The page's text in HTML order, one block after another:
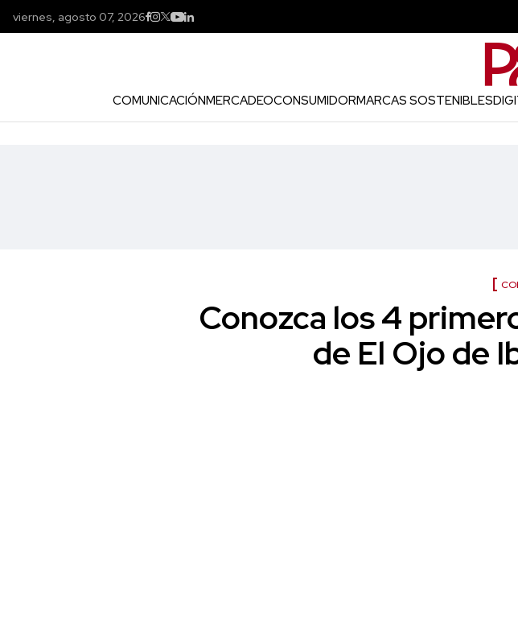
viernes, agosto 07, 2026
COMUNICACIÓNMERCADEOCONSUMIDORMARCAS SOSTENIBLES
Conozca los 4
de El Ojo de